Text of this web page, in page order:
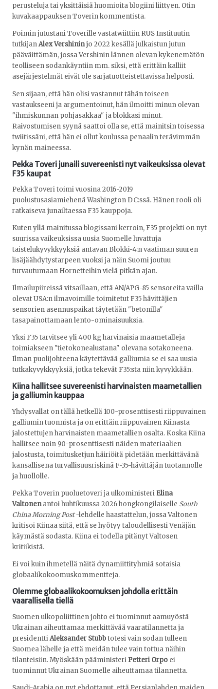
perusteluja tai yksittäisiä huomioita blogiini liittyen. Otin
kuvakaappauksen Toverin kommentista.
Poimin jutustani Toverille vastatwiittiin RUS Instituutin
tutkijanAlex Vershininjo 2022 kesällä julkaistun jutun
pääväittämän, jossa Vershinin lännen olevan kykenemätön
teolliseen sodankäyntiin mm. siksi, että erittäin kalliit
asejärjestelmät eivät ole sarjatuotteistettavissa helposti.
Sen sijaan, että hän olisi vastannut tähän toiseen
vastaukseeni ja argumentoinut, hän ilmoitti minun olevan
"ihmiskunnan pohjasakkaa" ja blokkasi minut.
Raivostumisen syynä saattoi olla se, että mainitsin toisessa
twiitissäni, että hän ei ollut koulussa penaalin terävimmän
kynän maineessa.
Pekka Toveri junaili suvereenisti nyt vaikeuksissa olevat
F35 kaupat
Pekka Toveri toimi vuosina 2016-2019
puolustusasiamiehenä Washington DC:ssä. Hänen rooli oli
ratkaiseva junailtaessa F35 kauppoja.
Kuten yllä mainitussa blogissani kerroin, F35 projekti on nyt
suurissa vaikeuksissa uusia Suomelle luvattuja
taistelukyvykkyyksiä antavan Blokki-4:n vaatiman suuren
lisäjäähdytystarpeen vuoksi ja näin Suomi joutuu
turvautumaan Hornetteihin vielä pitkän ajan.
Ilmailupiireissä vitsaillaan, että AN/APG-85 sensoreita vailla
olevat USA:n ilmavoimille toimitetut F35 hävittäjien
sensorien asennuspaikat täytetään "betonilla"
tasapainottamaan lento-ominaisuuksia.
Yksi F35 tarvitsee yli 400 kg harvinaisia maametalleja
toimiakseen "tietokonealustana" olevana sotakoneena.
Ilman puolijohteena käytettävää galliumia se ei saa uusia
tutkakyvykkyyksiä, jotka tekevät F35:sta niin kyvykkään.
Kiina hallitsee suvereenisti harvinaisten maametallien
ja galliumin kauppaa
Yhdysvallat on tällä hetkellä 100-prosenttisesti riippuvainen
galliumin tuonnista ja on erittäin riippuvainen Kiinasta
jalostettujen harvinaisten maametallien osalta. Koska Kiina
hallitsee noin 90-prosenttisesti näiden materiaalien
jalostusta, toimitusketjun häiriöitä pidetään merkittävänä
kansallisena turvallisuusriskinä F-35-hävittäjän tuotannolle
ja huollolle.
Pekka Toverin puoluetoveri ja ulkoministeri Elina
Valtonenantoi huhtikuussa 2026 hongkongilaiselle South
China Morning Post-lehdelle haastattelun, jossa Valtonen
kritisoi Kiinaa siitä, että se hyötyy taloudellisesti Venäjän
käymästä sodasta. Kiina ei todella pitänyt Valtosen
kritiikistä.
Ei voi kuin ihmetellä näitä dynamiittityhmiä sotaisia
globaalikokoomuskommentteja.
Olemme globaalikokoomuksen johdolla erittäin
vaarallisella tiellä
Suomen ulkopoliittinen johto ei tuominnut aamuyöstä
Ukrainan aiheuttamaa merkittävää vaaratilannetta ja
presidenttiAleksander Stubbtotesi vain sodan tulleen
Suomea lähelle ja että meidän tulee vain tottua näihin
tilanteisiin. Myöskään pääministeri Petteri Orpo ei
tuominnut Ukrainan Suomelle aiheuttamaa tilannetta.